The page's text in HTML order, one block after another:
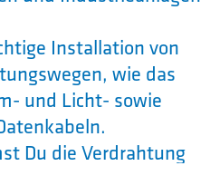
Installation von
wie das
und Licht- sowie
Du die Verdrahtung